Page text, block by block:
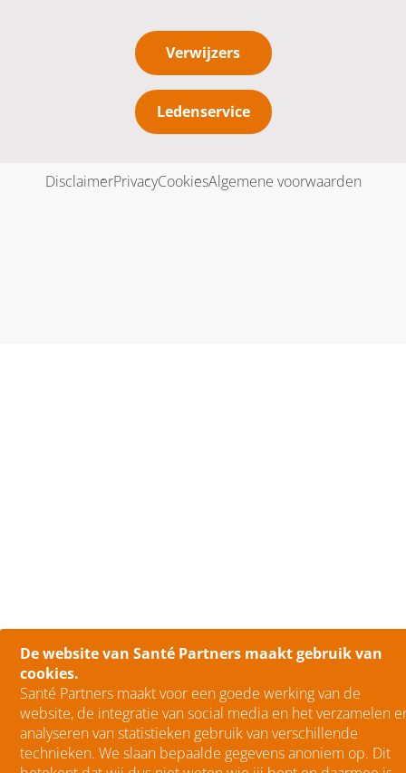
De website van Santé Partners maakt gebruik van
cookies.
Santé Partners maakt voor een goede werking van de
website, de integratie van social media en het verzamelen
analyseren van statistieken gebruik van verschillende
technieken. We slaan bepaalde gegevens anoniem op. Dit
Verwijzers
Ledenservice
DisclaimerPrivacyCookiesAlgemene voorwaarden